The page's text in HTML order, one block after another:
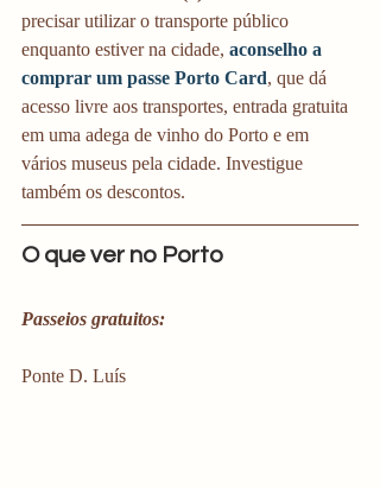
precisar utilizar o transporte público
enquanto estiver na cidade, aconselho a
comprar um passe Porto Card, que dá
acesso livre aos transportes, entrada gratuita
em uma adega de vinho do Porto e em
vários museus pela cidade. Investigue
também os descontos.
O que ver no Porto
Passeios gratuitos:
Ponte D. Luís